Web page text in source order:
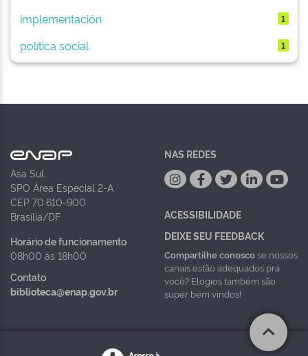
implementación 1
política social 1
Asa Sul
SPO Área Especial 2-A
CEP 70.610-900
Brasília/DF
Horário de funcionamento
08h00 às 18h00
Contato
biblioteca@enap.gov.br
NAS REDES
ACESSIBILIDADE
DEIXE SEU FEEDBACK
Compartilhe conoscose nossos
canais estão adequados pra
você? Elogios também são
super bem vindos!